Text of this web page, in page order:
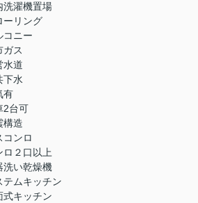
洗濯機置場
ーリング
コニー
ガス
水道
下水
有
2台可
構造
コンロ
ロ２口以上
洗い乾燥機
テムキッチン
式キッチン